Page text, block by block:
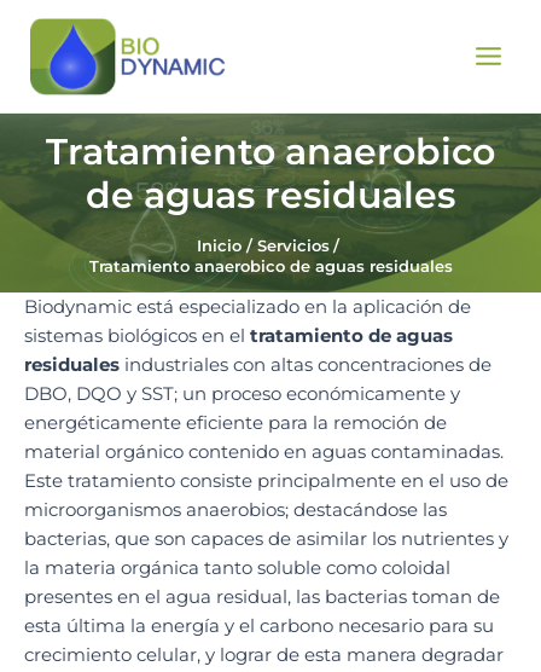
contenido
Tratamiento anaerobico
de aguas residuales
Inicio
Servicios
Tratamiento anaerobico de aguas residuales
Biodynamic está especializado en la aplicación de
sistemas biológicos en el tratamiento de aguas
residuales industriales con altas concentraciones de
DBO, DQO y SST; un proceso económicamente y
energéticamente eficiente para la remoción de
material orgánico contenido en aguas contaminadas.
Este tratamiento consiste principalmente en el uso de
microorganismos anaerobios; destacándose las
bacterias, que son capaces de asimilar los nutrientes y
la materia orgánica tanto soluble como coloidal
presentes en el agua residual, las bacterias toman de
esta última la energía y el carbono necesario para su
crecimiento celular, y lograr de esta manera degradar